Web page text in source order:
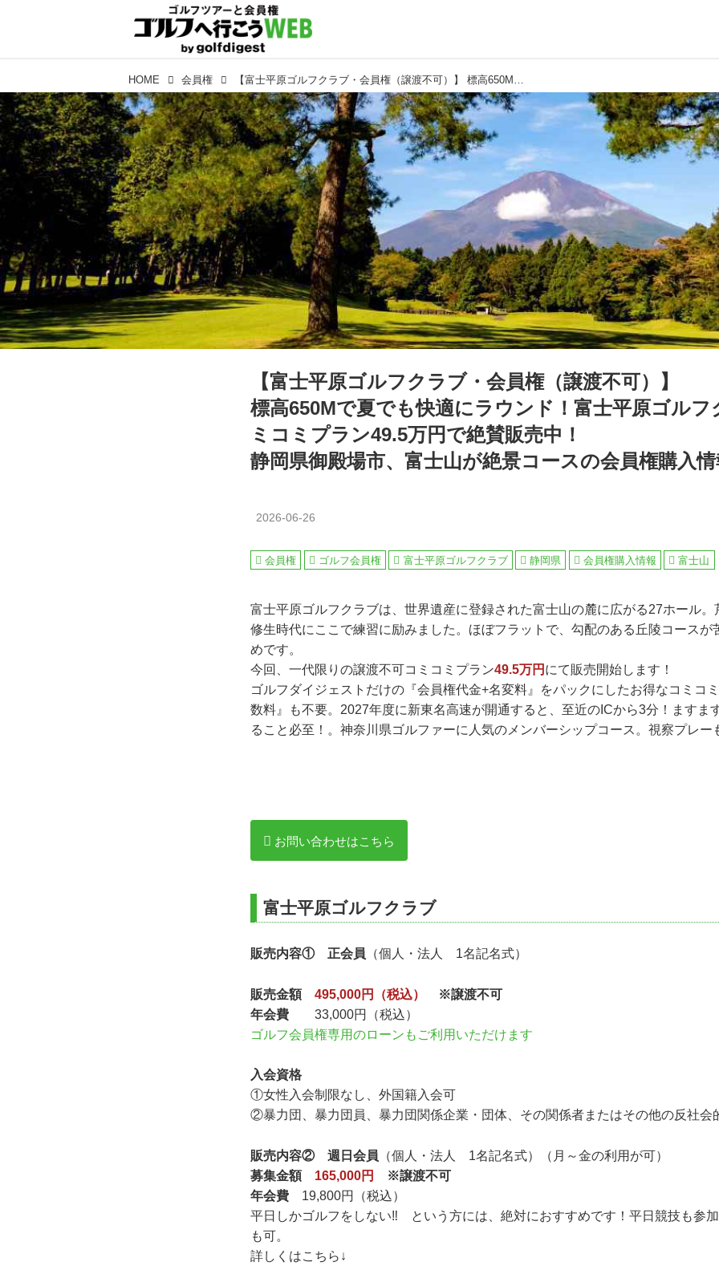
HOME 会員権 【富士平原ゴルフクラブ・会員権（譲渡不可）】 標高650Mで夏でも快適にラウンド！富士平原ゴルフクラブはコミコミプラン49.5万円で絶賛販売中！ 静岡県御殿場市、富士山が絶景コースの会員権購入情報。
【富士平原ゴルフクラブ・会員権（譲渡不可）】
標高650Mで夏でも快適にラウンド！富士平原ゴルフ
ミコミプラン49.5万円で絶賛販売中！
静岡県御殿場市、富士山が絶景コースの会員権購入
2026-06-26
会員権 ゴルフ会員権 富士平原ゴルフクラブ 静岡県 会員権購入情報 富士山
富士平原ゴルフクラブは、世界遺産に登録された富士山の麓に広がる27ホール。
修生時代にここで練習に励みました。ほぼフラットで、勾配のある丘陵コースが
めです。
今回、一代限りの譲渡不可コミコミプラン49.5万円 にて販売開始します！
ゴルフダイジェストだけの『会員権代金+名変料』をパックにしたお得なコミコ
数料』も不要。2027年度に新東名高速が開通すると、至近のICから3分！ますま
ること必至！。神奈川県ゴルファーに人気のメンバーシップコース。視察プレー
お問い合わせはこちら
富士平原ゴルフクラブ
販売内容① 正会員 （個人・法人 1名記名式）
販売金額 495,000円（税込）
※譲渡不可
年会費 33,000円（税込）
ゴルフ会員権専用のローンもご利用いただけます
入会資格
①女性入会制限なし、外国籍入会可
②暴力団、暴力団員、暴力団関係企業・団体、その関係者またはその他の反社会
販売内容② 週日会員 （個人・法人 1名記名式）（月～金の利用が可）
募集金額
165,000円
※譲渡不可
年会費 19,800円（税込）
平日しかゴルフをしない‼ という方には、絶対におすすめです！平日競技も参
も可。
詳しくはこちら↓